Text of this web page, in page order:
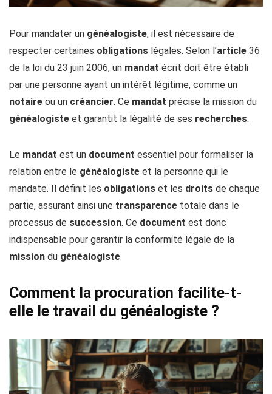
Pour mandater un généalogiste, il est nécessaire de
respecter certaines obligations légales. Selon l’article 36
de la loi du 23 juin 2006, un mandat écrit doit être établi
par une personne ayant un intérêt légitime, comme un
notaire ou un créancier. Ce mandat précise la mission du
généalogiste et garantit la légalité de ses recherches.
Le mandat est un document essentiel pour formaliser la
relation entre le généalogiste et la personne qui le
mandate. Il définit les obligations et les droits de chaque
partie, assurant ainsi une transparence totale dans le
processus de succession. Ce document est donc
indispensable pour garantir la conformité légale de la
mission du généalogiste.
Comment la procuration facilite-t-
elle le travail du généalogiste ?